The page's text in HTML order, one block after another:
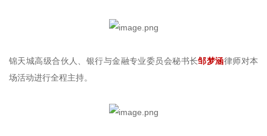
锦天城高级合伙人、银行与金融专业委员会秘书长邹梦涵律师对本
场活动进行全程主持。